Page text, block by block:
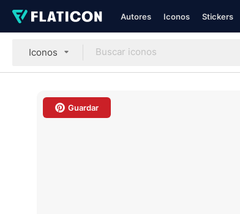
Autores Iconos Stickers
Iconos
Guardar